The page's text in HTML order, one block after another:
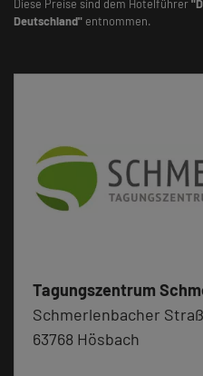
Diese Preise sind dem Hotelführer
Deutschland" entnommen.
Tagungszentrum
Schmerlenbacher
63768 Hösbach